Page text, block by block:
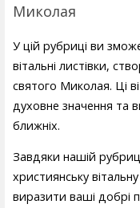
Миколая
У цій рубриці ви
вітальні листівки,
святого Миколая. Ці
духовне значення та
ближніх.
Завдяки нашій
християнську
виразити ваші добрі